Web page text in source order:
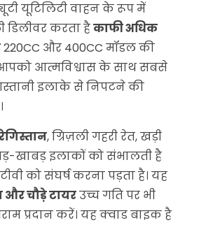
यूटिलिटी वाहन के रूप में
डिलीवर करता हैकाफी अधिक
220CC और 400CC मॉडल की
आत्मविश्वास के साथ सबसे
इलाके से निपटने की
, ग्रिज़ली गहरी रेत, खड़ी
खाबड़ इलाकों को संभालती है
को संघर्ष करना पड़ता है। यह
चौड़े टायरउच्च गति पर भी
प्रदान करें। यह क्वाड बाइक है